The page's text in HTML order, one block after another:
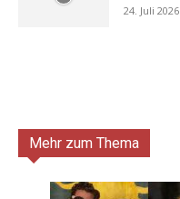
24. Juli 2026
Mehr zum Thema